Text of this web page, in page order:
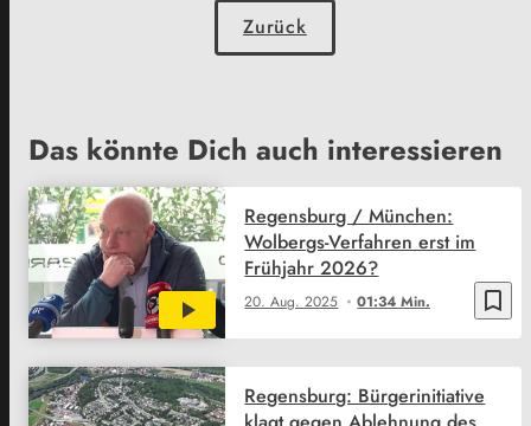
Zurück
Das könnte Dich auch interessieren
bookmark_border
20. Aug. 2025 01:34 Min.
Regensburg / München:
Wolbergs-Verfahren erst im
Frühjahr 2026?
Regensburg: Bürgerinitiative